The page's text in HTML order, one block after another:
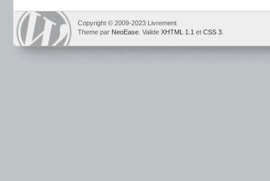
Copyright © 2009-2023 Livrement
Theme par NeoEase . Valide XHTML 1.1 et CSS 3